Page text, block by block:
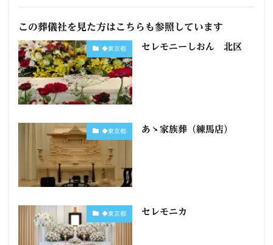
この葬儀社を見た方はこちらも参照しています
◆東京都 セレモニーしおん 北区
◆東京都 あゝ家族葬（練馬店）
◆東京都 セレモニカ